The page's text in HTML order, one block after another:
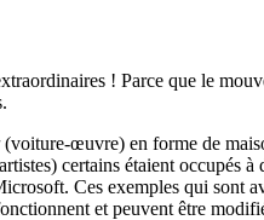
! Parce que le
(voiture-œuvre) en forme de
certains étaient occupés
Ces exemples qui sont
et peuvent être